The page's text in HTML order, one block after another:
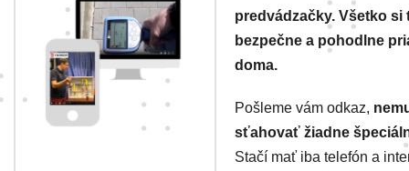
predvádzačky. Všetko si
bezpečne a pohodlne
doma.
Pošleme vám odkaz,
sťahovať žiadne
Stačí mať iba telefón a